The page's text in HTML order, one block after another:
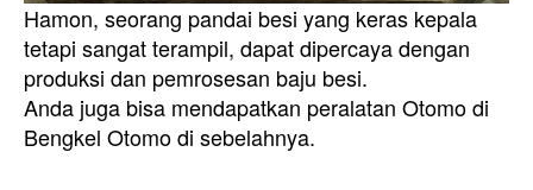
Hamon, seorang pandai besi yang keras kepala
tetapi sangat terampil, dapat dipercaya dengan
produksi dan pemrosesan baju besi.
Anda juga bisa mendapatkan peralatan Otomo di
Bengkel Otomo di sebelahnya.